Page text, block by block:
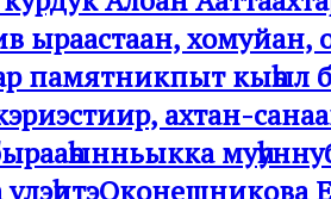
ыраастаан, хомуйан,
памятникпыт кыһыл
ахтан-